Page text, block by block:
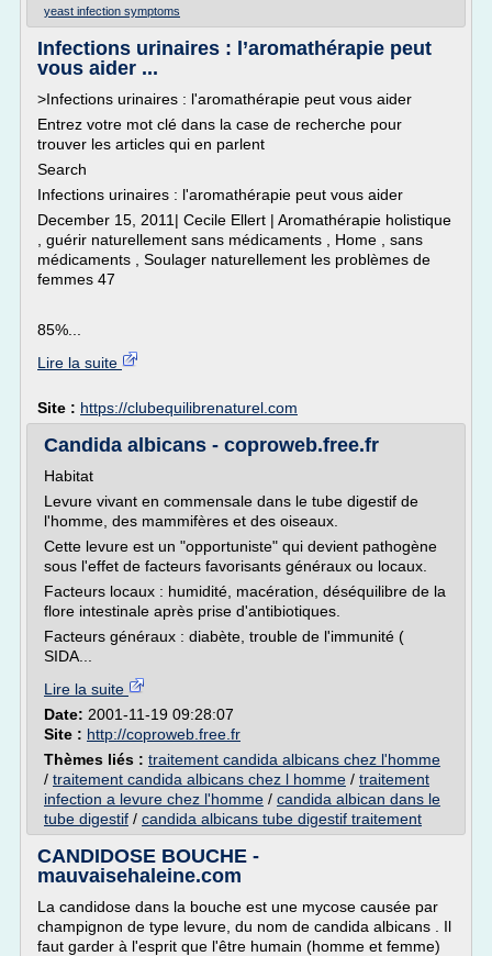
yeast infection symptoms
Infections urinaires : l’aromathérapie peut
vous aider ...
>Infections urinaires : l'aromathérapie peut vous aider
Entrez votre mot clé dans la case de recherche pour
trouver les articles qui en parlent
Search
Infections urinaires : l'aromathérapie peut vous aider
December 15, 2011| Cecile Ellert | Aromathérapie holistique
, guérir naturellement sans médicaments , Home , sans
médicaments , Soulager naturellement les problèmes de
femmes 47
85%...
Lire la suite
Site : https://clubequilibrenaturel.com
Candida albicans - coproweb.free.fr
Habitat
Levure vivant en commensale dans le tube digestif de
l'homme, des mammifères et des oiseaux.
Cette levure est un "opportuniste" qui devient pathogène
sous l'effet de facteurs favorisants généraux ou locaux.
Facteurs locaux : humidité, macération, déséquilibre de la
flore intestinale après prise d'antibiotiques.
Facteurs généraux : diabète, trouble de l'immunité (
SIDA...
Lire la suite
Date: 2001-11-19 09:28:07
Site : http://coproweb.free.fr
Thèmes liés : traitement candida albicans chez l'homme
/ traitement candida albicans chez l homme / traitement
infection a levure chez l'homme / candida albican dans le
tube digestif / candida albicans tube digestif traitement
CANDIDOSE BOUCHE -
mauvaisehaleine.com
La candidose dans la bouche est une mycose causée par
champignon de type levure, du nom de candida albicans . Il
faut garder à l'esprit que l'être humain (homme et femme)